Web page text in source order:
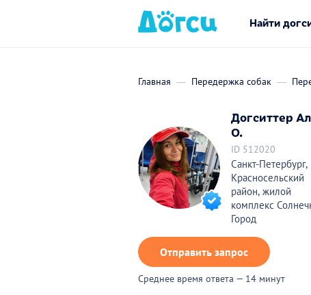
Найти
Главная Передержка собак
Догситтер
О.
ID 512020
Санкт-Петербург,
Красносельский
район, жилой
комплекс
Город
Отправить запрос
Среднее время ответа — 14 минут